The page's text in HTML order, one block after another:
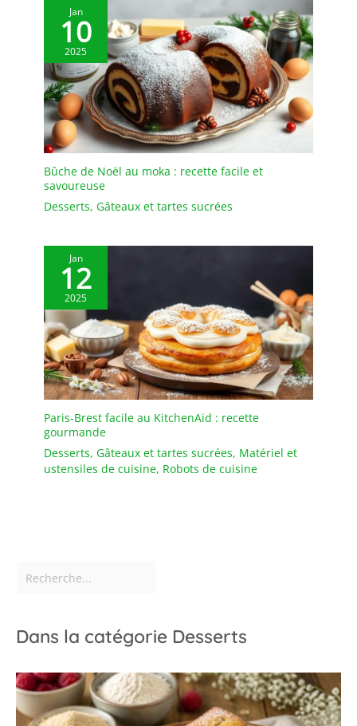
aux chocs thermiques,
aux rayures et à l’usage
intensif. Compatibles
lave-vaisselle,
réfrigérateur,
congélateur et micro-
ondes. Une qualité
professionnelle conçue
pour durer, idéale autant
pour la cuisine familiale
de pâtisserie.
occasion : anniversaire,
Noël, crémaillère,
mariage, fête des Mères
ou fête des Pères. Un
cadeau utile pour tous
ceux qui aiment cuisiner
ou recevoir.
ACHAT
SANS RISQUE : En cas de
casse à la livraison, notre
immédiatement un set
neuf. Emballage renforcé
Jan
10
2025
Bûche de Noël au moka : recette facile et
savoureuse
Desserts, Gâteaux et tartes sucrées
Jan
12
2025
Paris-Brest facile au KitchenAid : recette
gourmande
Desserts, Gâteaux et tartes sucrées, Matériel et
ustensiles de cuisine, Robots de cuisine
Dans la catégorie Desserts